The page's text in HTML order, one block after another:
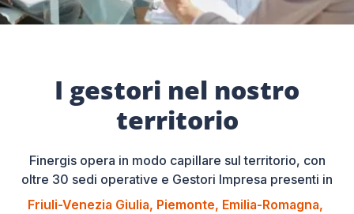
I gestori nel nostro
territorio
Finergis opera in modo capillare sul territorio, con
oltre 30 sedi operative e Gestori Impresa presenti in
Friuli-Venezia Giulia Piemonte Emilia-Romagna